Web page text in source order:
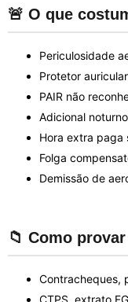
🚨 O que
Periculosidade
Protetor
PAIR não
Adicional
Hora extra paga
Folga
Demissão de
📁 Como
Contracheques,
CTPS, extrato